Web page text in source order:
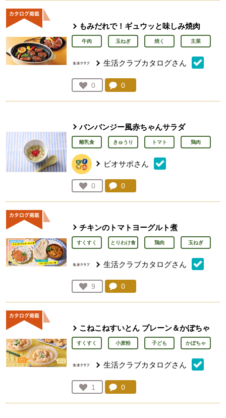
もみだれで！ギュウッと味しみ焼肉
牛肉 玉ねぎ 焼く 主菜
生活クラブカタログさん
お気に入り登録：
0
人が登録
コメント：
0
バンバンジー風赤ちゃんサラダ
離乳食 きゅうり トマト 鶏肉
ビオサポさん
お気に入り登録：
0
人が登録
コメント：
0
チキンのトマトヨーグルト煮
すくすく とりわけ食 鶏肉 玉ねぎ
生活クラブカタログさん
お気に入り登録：
9
人が登録
コメント：
0
こねこねすいとん プレーン＆かぼちゃ
すくすく 小麦粉 子ども かぼちゃ
生活クラブカタログさん
お気に入り登録：
1
人が登録
コメント：
0